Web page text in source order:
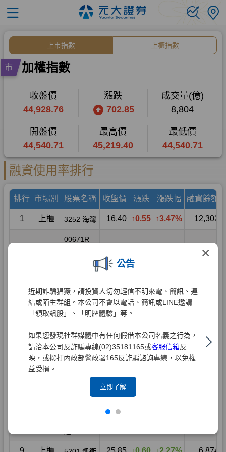
×
公告
近期詐騙猖獗，請投資人切勿輕信不明來電、簡訊、連
結或陌生群組。本公司不會以電話、簡訊或LINE邀請
「領取飆股」、「明牌體驗」等。
如果您發現社群媒體中有任何假借本公司名義之行為，
請洽本公司反詐騙專線(02)35181165或客服信箱反
映，或撥打內政部警政署165反詐騙諮詢專線，以免權
益受損。
立即了解